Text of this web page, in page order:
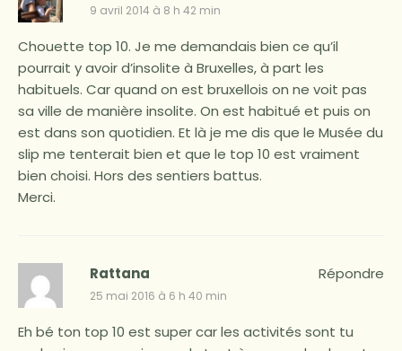
9 avril 2014 à 8 h 42 min
Chouette top 10. Je me demandais bien ce qu’il
pourrait y avoir d’insolite à Bruxelles, à part les
habituels. Car quand on est bruxellois on ne voit pas
sa ville de manière insolite. On est habitué et puis on
est dans son quotidien. Et là je me dis que le Musée du
slip me tenterait bien et que le top 10 est vraiment
bien choisi. Hors des sentiers battus.
Merci.
Rattana
25 mai 2016 à 6 h 40 min
Eh bé ton top 10 est super car les activités sont tu
Répondre